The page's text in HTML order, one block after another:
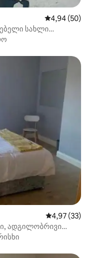
საშუალო
4,94 (50)
სახლი
საშუალო
4,97 (33)
ადგილობრივი